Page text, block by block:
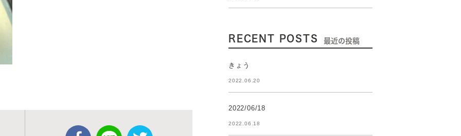
RECENT POSTS 最近の投稿
きょう
2022.06.20
2022/06/18
2022.06.18